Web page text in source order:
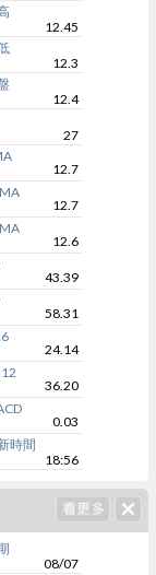
12.45
12.3
12.4
27
12.7
12.7
12.6
43.39
58.31
24.14
36.20
0.03
時間
18:56
08/07